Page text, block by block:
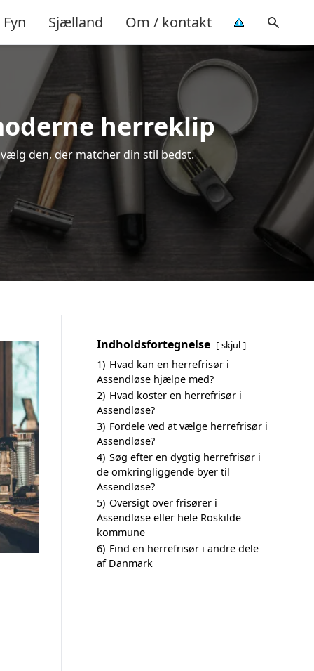
Fyn Sjælland Om / kontakt
herreklip
den, der matcher din stil bedst.
Indholdsfortegnelse skjul
1) Hvad kan en herrefrisør i
Assendløse hjælpe med?
2) Hvad koster en herrefrisør i
Assendløse?
3) Fordele ved at vælge herrefrisør i
Assendløse?
4) Søg efter en dygtig herrefrisør i
de omkringliggende byer til
Assendløse?
5) Oversigt over frisører i
Assendløse eller hele Roskilde
kommune
6) Find en herrefrisør i andre dele
af Danmark